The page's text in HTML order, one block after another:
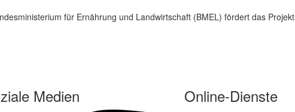
für Ernährung und Landwirtschaft (BMEL) fördert das Projekt
Medien Online-Dienste